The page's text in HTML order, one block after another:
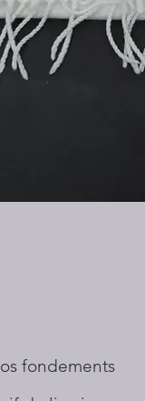
fondements